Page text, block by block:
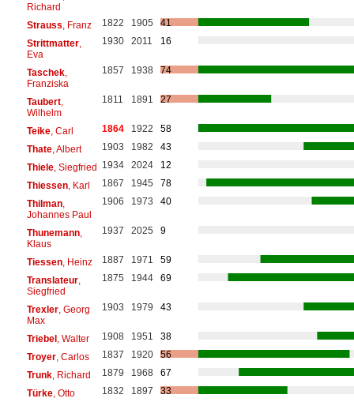
Richard
Strauss , Franz 1822 1905
41
Strittmatter,
Eva
1930 2011 16
Taschek,
Franziska
1857 1938 74
Taubert,
Wilhelm
1811 1891 27
Teike, Carl 1864 1922
58
Thate, Albert 1903 1982
43
Thiele, Siegfried 1934 2024
12
Thiessen, Karl 1867 1945
78
Thilman,
Johannes Paul
1906 1973 40
Thunemann,
Klaus
1937 2025 9
Tiessen, Heinz 1887 1971
59
Translateur,
Siegfried
1875 1944 69
Trexler, Georg
Max
1903 1979 43
Triebel, Walter 1908 1951
38
Troyer, Carlos 1837 1920
56
Trunk, Richard 1879 1968
67
Türke, Otto 1832 1897
33